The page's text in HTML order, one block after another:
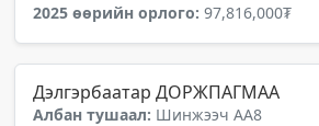
2025 өөрийн орлого: 97,816,000₮
Дэлгэрбаатар ДОРЖПАГМАА
Албан тушаал: Шинжээч АА8